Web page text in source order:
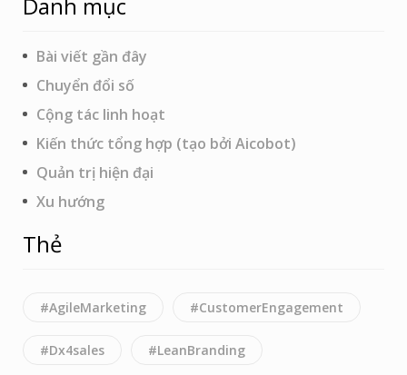
Bài viết gần đây
Chuyển đổi số
Cộng tác linh hoạt
Kiến thức tổng hợp (tạo bởi Aicobot)
Quản trị hiện đại
Xu hướng
Thẻ
#AgileMarketing #CustomerEngagement
#Dx4sales #LeanBranding